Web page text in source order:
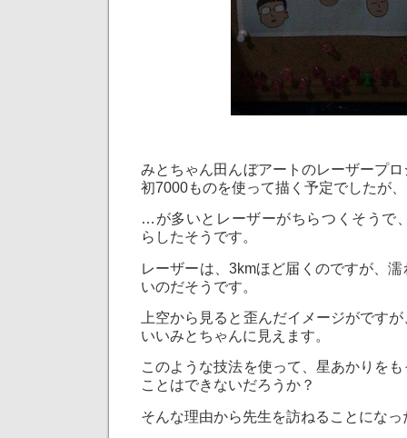
みとちゃん田んぼアートのレーザープ
初7000ものを使って描く予定でしたが、
…が多いとレーザーがちらつくそうで
らしたそうです。
レーザーは、3kmほど届くのですが、
いのだそうです。
上空から見ると歪んだイメージがです
いいみとちゃんに見えます。
このような技法を使って、星あかりを
ことはできないだろうか？
そんな理由から先生を訪ねることにな